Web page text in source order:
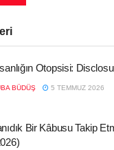
Otopsisi:
BÜDÜŞ 5 TEMMUZ 2026
Bir Kâbusu Takip